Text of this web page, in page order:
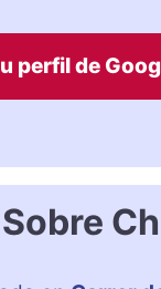
perfil de
Sobre